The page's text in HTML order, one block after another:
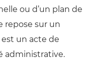
ou d’un plan de
repose sur un
un acte de
administrative.